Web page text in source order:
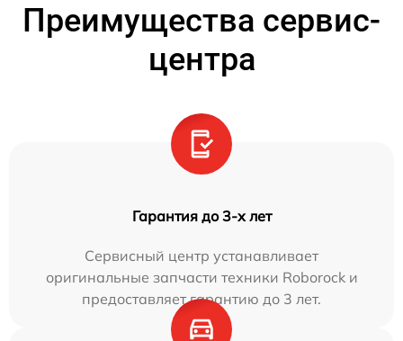
Преимущества сервис-
центра
Гарантия до 3-х лет
Сервисный центр устанавливает
оригинальные запчасти техники Roborock и
предоставляет гарантию до 3 лет.